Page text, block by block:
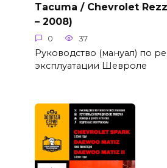
Tacuma / Chevrolet
– 2008)
0 37
Руководство (мануал) по
эксплуатации Шевроле